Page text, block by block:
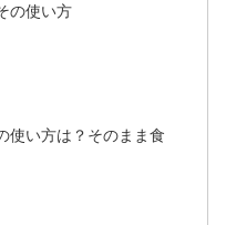
の使い方
使い方は？そのまま食